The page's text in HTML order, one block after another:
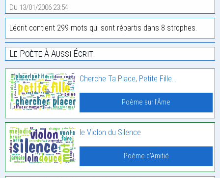
Du 13/01/2006 23:54
L'écrit contient 299 mots qui sont répartis dans 8 strophes.
Le Poète À Aussi Écrit:
Cherche Ta Place, Petite Fille…
Poème sur l'Âme
le Violon du Silence
Poème d'Amitié